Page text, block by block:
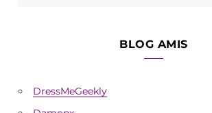
BLOG AMIS
DressMeGeekly